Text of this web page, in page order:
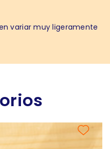
variar muy ligeramente